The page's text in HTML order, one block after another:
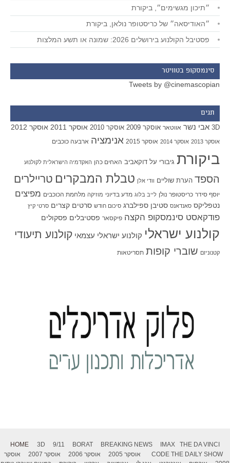
״תיכון מגשימים״, ביקורת
״האודיסאה״ של כריסטופר נולאן, ביקורת
פסטיבל הקולנוע בירושלים 2026: שמונה או תשע המלצות
סינמסקופ בטוויטר
Tweets by @cinemascopian
תגים
3D אבי נשר אווטאר אוסקר 2009 אוסקר 2010 אוסקר 2011 אוסקר 2012
אוסקר 2013 אוסקר 2014 אוסקר 2015 אנימציה ארבעה כוכבים
ביקורת גיבורי על דוקאביב האחים כהן האקדמיה הישראלית לקולנוע
הספד הערת שוליים וודי אלן טבלת המבקרים טריילרים
יוסף סידר כריסטופר נולן לייב בלוג מדע בדיוני מוזיקה מלחמת הכוכבים מפיצים
נטפליקס סאנדאנס סטיבן ספילברג סיכום חודש סרטים קצרים סרטי קיץ
פודקאסט סינמסקופ הקצה פיקסאר פסטיבלים פסקולים
קולנוע ישראלי קולנוע ישראלי עצמאי קולנוע תיעודי
קטנוניזם שוברי קופות תסריטאות
HOME 3D 9/11 BORAT BREAKING NEWS IMAX
THE DA VINCI
CODE THE DAILY SHOW אוסקר 2005 אוסקר 2006 אוסקר 2007
אוסקר